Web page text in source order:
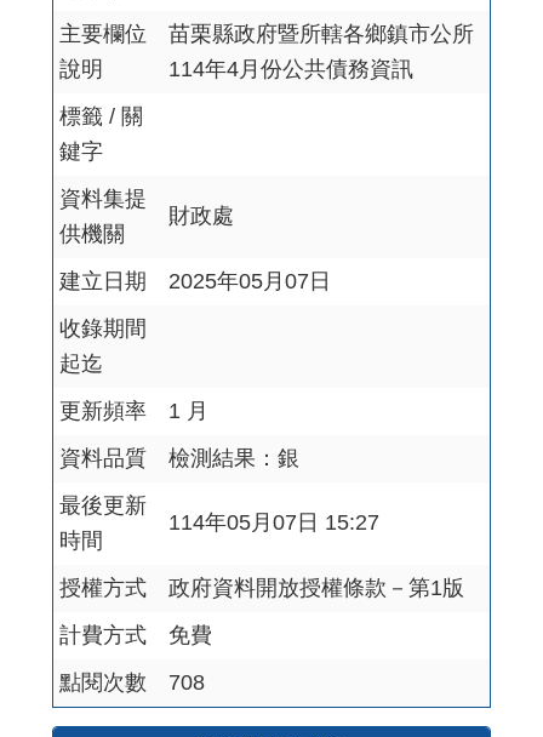
主要欄位
說明
苗栗縣政府暨所轄各鄉鎮市公所
114年4月份公共債務資訊
標籤 / 關
鍵字
資料集提
供機關
財政處
建立日期
2025年05月07日
收錄期間
起迄
更新頻率
1 月
資料品質
檢測結果：銀
最後更新
時間
114年05月07日 15:27
授權方式
政府資料開放授權條款－第1版
計費方式
免費
點閱次數
708